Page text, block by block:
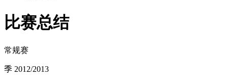
比赛总结
常规赛
季 2012/2013